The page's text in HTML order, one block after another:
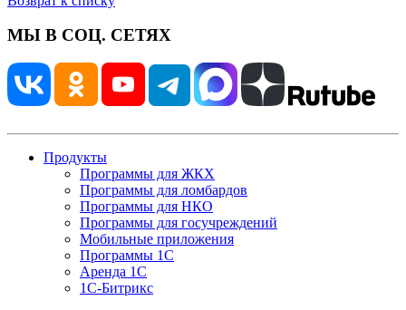
МЫ В СОЦ. СЕТЯХ
Продукты
Программы для ЖКХ
Программы для ломбардов
Программы для НКО
Программы для госучреждений
Мобильные приложения
Программы 1С
Аренда 1С
1С-Битрикс